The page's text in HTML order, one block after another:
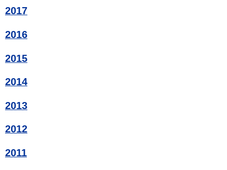
2017
2016
2015
2014
2013
2012
2011